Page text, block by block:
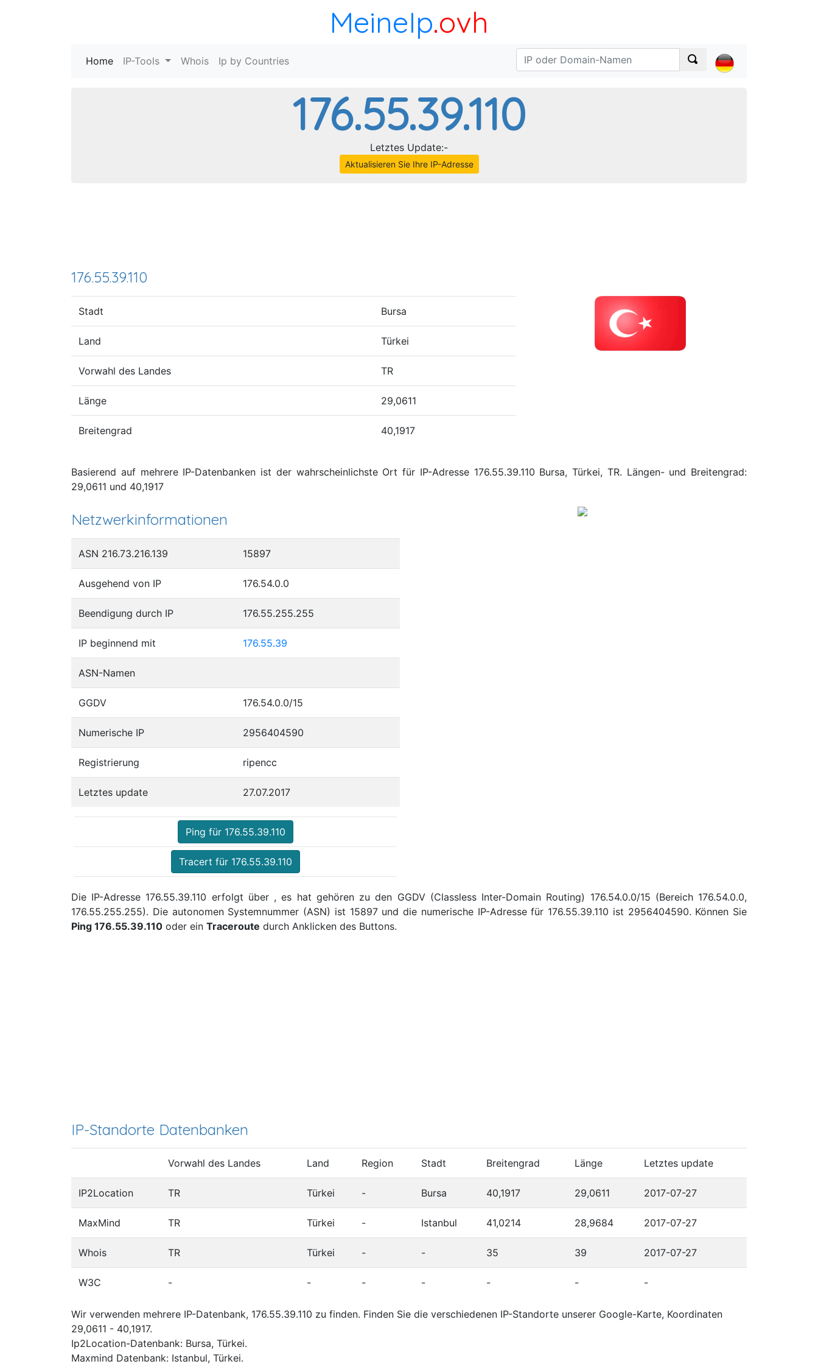
MeineIp.ovh
Home (current)
IP-Tools Whois Ip by Countries
176.55.39.110
Letztes Update:-
Aktualisieren Sie Ihre IP-Adresse
176.55.39.110
Stadt Bursa
Land Türkei
Vorwahl des Landes TR
Länge 29,0611
Breitengrad 40,1917
Basierend auf mehrere IP-Datenbanken ist der wahrscheinlichste Ort für IP-Adresse 176.55.39.110 Bursa, Türkei, TR. Längen- und Breitengrad:
29,0611 und 40,1917
Netzwerkinformationen
ASN 216.73.216.139 15897
Ausgehend von IP 176.54.0.0
Beendigung durch IP 176.55.255.255
IP beginnend mit 176.55.39
ASN-Namen
GGDV 176.54.0.0/15
Numerische IP 2956404590
Registrierung ripencc
Letztes update 27.07.2017
Ping für 176.55.39.110
Tracert für 176.55.39.110
Die IP-Adresse 176.55.39.110 erfolgt über , es hat gehören zu den GGDV (Classless Inter-Domain Routing) 176.54.0.0/15 (Bereich 176.54.0.0,
176.55.255.255). Die autonomen Systemnummer (ASN) ist 15897 und die numerische IP-Adresse für 176.55.39.110 ist 2956404590. Können Sie
Ping 176.55.39.110 oder ein Traceroute durch Anklicken des Buttons.
IP-Standorte Datenbanken
Vorwahl des Landes Land Region Stadt Breitengrad Länge Letztes update
IP2Location TR Türkei - Bursa 40,1917 29,0611 2017-07-27
MaxMind TR Türkei - Istanbul 41,0214 28,9684 2017-07-27
Whois TR Türkei - - 35 39 2017-07-27
W3C - - - - - - -
Wir verwenden mehrere IP-Datenbank, 176.55.39.110 zu finden. Finden Sie die verschiedenen IP-Standorte unserer Google-Karte, Koordinaten
29,0611 - 40,1917.
Ip2Location-Datenbank: Bursa, Türkei.
Maxmind Datenbank: Istanbul, Türkei.